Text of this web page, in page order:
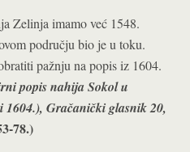
Zelinja imamo već 1548.
području bio je u toku.
pažnju na popis iz 1604.
popis nahija Sokol u
1604.), Gračanički glasnik 20,
78.)